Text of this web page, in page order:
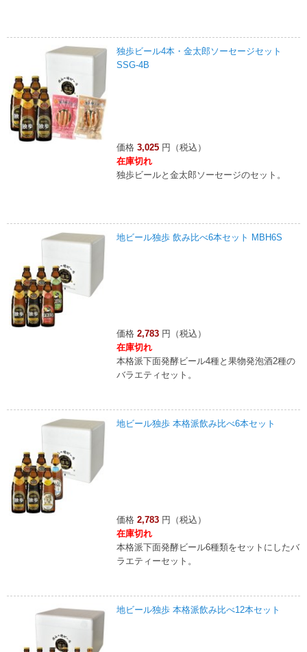
独歩ビール4本・金太郎ソーセージセット
SSG-4B
価格 3,025 円（税込）
在庫切れ
独歩ビールと金太郎ソーセージのセット。
地ビール独歩 飲み比べ6本セット MBH6S
価格 2,783 円（税込）
在庫切れ
本格派下面発酵ビール4種と果物発泡酒2種の
バラエティセット。
地ビール独歩 本格派飲み比べ6本セット
価格 2,783 円（税込）
在庫切れ
本格派下面発酵ビール6種類をセットにしたバ
ラエティーセット。
地ビール独歩 本格派飲み比べ12本セット